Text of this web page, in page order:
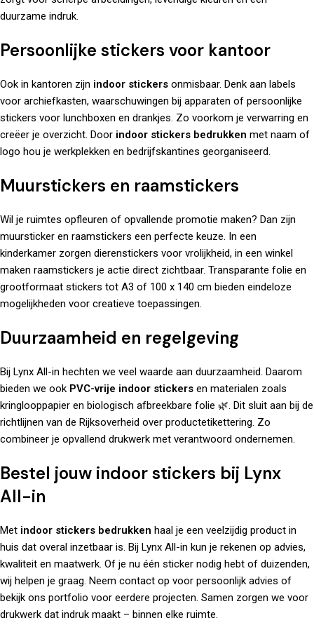
duurzame indruk.
Persoonlijke stickers voor kantoor
Ook in kantoren zijn indoor stickers onmisbaar. Denk aan labels
voor archiefkasten, waarschuwingen bij apparaten of persoonlijke
stickers voor lunchboxen en drankjes. Zo voorkom je verwarring en
creëer je overzicht. Door indoor stickers bedrukken met naam of
logo hou je werkplekken en bedrijfskantines georganiseerd.
Muurstickers en raamstickers
Wil je ruimtes opfleuren of opvallende promotie maken? Dan zijn
muursticker en raamstickers een perfecte keuze. In een
kinderkamer zorgen dierenstickers voor vrolijkheid, in een winkel
maken raamstickers je actie direct zichtbaar. Transparante folie en
grootformaat stickers tot A3 of 100 x 140 cm bieden eindeloze
mogelijkheden voor creatieve toepassingen.
Duurzaamheid en regelgeving
Bij Lynx All-in hechten we veel waarde aan duurzaamheid. Daarom
bieden we ook PVC-vrije indoor stickers en materialen zoals
kringlooppapier en biologisch afbreekbare folie 🌿. Dit sluit aan bij de
richtlijnen van de Rijksoverheid over productetikettering. Zo
combineer je opvallend drukwerk met verantwoord ondernemen.
Bestel jouw indoor stickers bij Lynx
All-in
Met indoor stickers bedrukken haal je een veelzijdig product in
huis dat overal inzetbaar is. Bij Lynx All-in kun je rekenen op advies,
kwaliteit en maatwerk. Of je nu één sticker nodig hebt of duizenden,
wij helpen je graag. Neem contact op voor persoonlijk advies of
bekijk ons portfolio voor eerdere projecten. Samen zorgen we voor
drukwerk dat indruk maakt – binnen elke ruimte.